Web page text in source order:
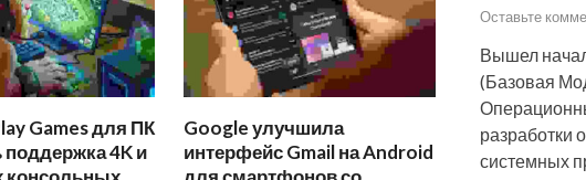
Games для ПК
4K и
Google улучшила
интерфейс Gmail на Android
Оставьте
Вышел
(Базовая
разработки
системных